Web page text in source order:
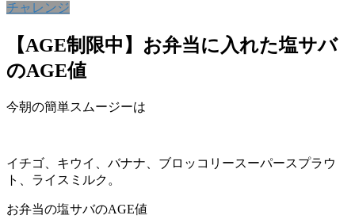
チャレンジ
【AGE制限中】お弁当に入れた塩サバ
のAGE値
今朝の簡単スムージーは
イチゴ、キウイ、バナナ、ブロッコリースーパースプラウ
ト、ライスミルク。
お弁当の塩サバのAGE値